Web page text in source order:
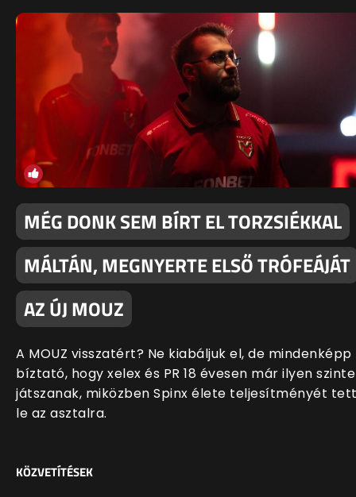
MÉG DONK SEM BÍRT EL TORZSIÉKKAL
MÁLTÁN, MEGNYERTE ELSŐ TRÓFEÁJÁT
AZ ÚJ MOUZ
A MOUZ visszatért? Ne kiabáljuk el, de mindenképp
bíztató, hogy xelex és PR 18 évesen már ilyen
játszanak, miközben Spinx élete teljesítményét
le az asztalra.
KÖZVETÍTÉSEK